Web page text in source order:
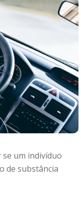
um indivíduo
de substância